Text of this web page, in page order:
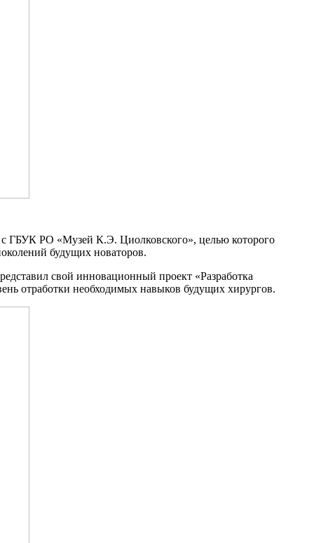
с ГБУК РО «Музей К.Э. Циолковского», целью которого
будущих новаторов.
свой инновационный проект «Разработка
отработки необходимых навыков будущих хирургов.